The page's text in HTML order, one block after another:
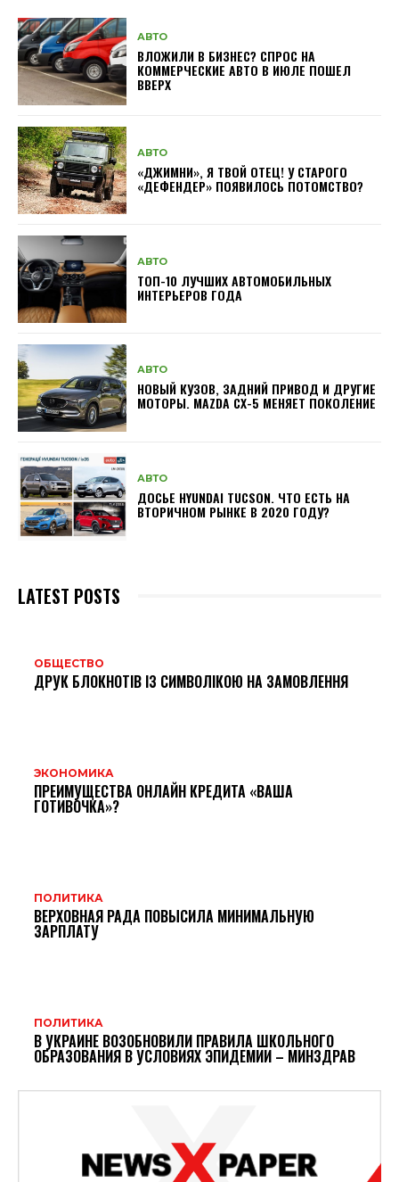
АВТО
ВЛОЖИЛИ В БИЗНЕС? СПРОС НА
КОММЕРЧЕСКИЕ АВТО В ИЮЛЕ ПОШЕЛ
ВВЕРХ
АВТО
«ДЖИМНИ», Я ТВОЙ ОТЕЦ! У СТАРОГО
«ДЕФЕНДЕР» ПОЯВИЛОСЬ ПОТОМСТВО?
АВТО
ТОП-10 ЛУЧШИХ АВТОМОБИЛЬНЫХ
ИНТЕРЬЕРОВ ГОДА
АВТО
НОВЫЙ КУЗОВ, ЗАДНИЙ ПРИВОД И ДРУГИЕ
МОТОРЫ. MAZDA CX-5 МЕНЯЕТ ПОКОЛЕНИЕ
АВТО
ДОСЬЕ HYUNDAI TUCSON. ЧТО ЕСТЬ НА
ВТОРИЧНОМ РЫНКЕ В 2020 ГОДУ?
LATEST POSTS
ОБЩЕСТВО
ДРУК БЛОКНОТІВ ІЗ СИМВОЛІКОЮ НА ЗАМОВЛЕННЯ
ЭКОНОМИКА
ПРЕИМУЩЕСТВА ОНЛАЙН КРЕДИТА «ВАША
ГОТИВОЧКА»?
ПОЛИТИКА
ВЕРХОВНАЯ РАДА ПОВЫСИЛА МИНИМАЛЬНУЮ
ЗАРПЛАТУ
ПОЛИТИКА
В УКРАИНЕ ВОЗОБНОВИЛИ ПРАВИЛА ШКОЛЬНОГО
ОБРАЗОВАНИЯ В УСЛОВИЯХ ЭПИДЕМИИ – МИНЗДРАВ